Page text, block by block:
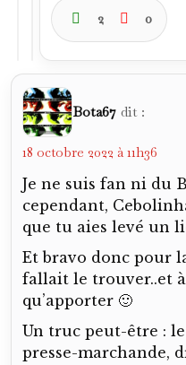
2 0
Bota67 dit :
18 octobre 2022 à 11h36
Je ne suis fan ni du
cependant,
que tu aies levé un
Et bravo donc pour
fallait le trouver..et
qu’apporter 🙂
Un truc peut-être :
presse-marchande,